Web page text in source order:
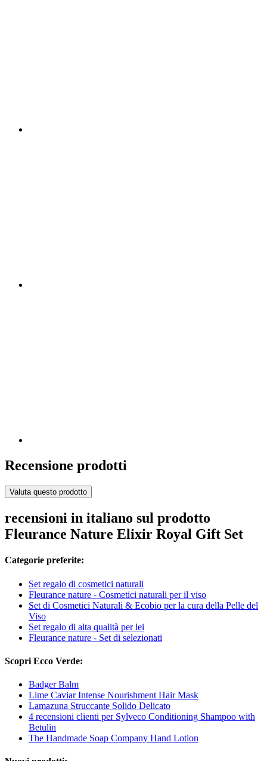
Recensione prodotti
Valuta questo prodotto
recensioni in italiano sul prodotto
Fleurance Nature Elixir Royal Gift Set
Categorie preferite:
Set regalo di cosmetici naturali
Fleurance nature - Cosmetici naturali per il viso
Set di Cosmetici Naturali & Ecobio per la cura della Pelle del
Viso
Set regalo di alta qualità per lei
Fleurance nature - Set di selezionati
Scopri Ecco Verde:
Badger Balm
Lime Caviar Intense Nourishment Hair Mask
Lamazuna Struccante Solido Delicato
4 recensioni clienti per Sylveco Conditioning Shampoo with
Betulin
The Handmade Soap Company Hand Lotion